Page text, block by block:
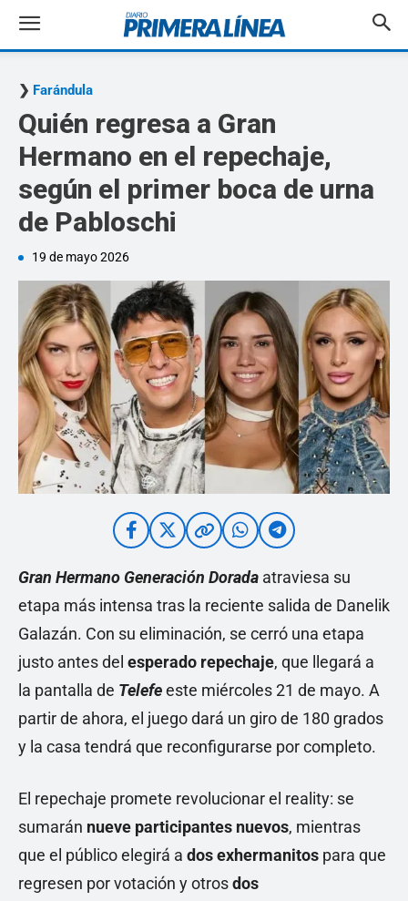
Farándula
Quién regresa a Gran
Hermano en el repechaje,
según el primer boca de urna
de Pabloschi
19 de mayo 2026
Gran Hermano Generación Dorada atraviesa su
etapa más intensa tras la reciente salida de Danelik
Galazán. Con su eliminación, se cerró una etapa
justo antes del esperado repechaje, que llegará a
la pantalla de Telefeeste miércoles 21 de mayo. A
partir de ahora, el juego dará un giro de 180 grados
y la casa tendrá que reconfigurarse por completo.
El repechaje promete revolucionar el reality: se
sumarán nueve participantes nuevos, mientras
que el público elegirá a dos exhermanitos para que
regresen por votación y otrosdos